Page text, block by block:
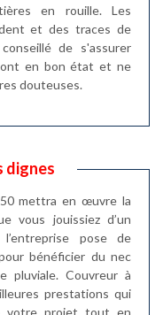
en rouille. Les
et des traces de
de s'assurer
en bon état et ne
douteuses.
dignes
mettra en œuvre la
vous jouissiez d’un
pose de
bénéficier du nec
pluviale. Couvreur à
prestations qui
votre projet tout en